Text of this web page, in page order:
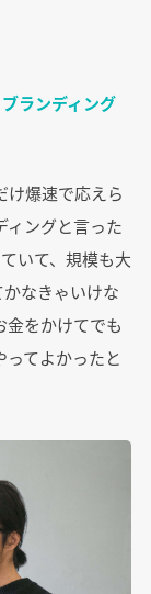
ランディング
け爆速で応えら
ィングと言った
いて、規模も大
なきゃいけな
金をかけてでも
てよかったと